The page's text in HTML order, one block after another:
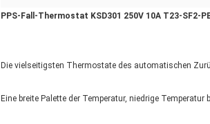
PPS-Fall-Thermostat KSD301 250V 10A T23-SF2-
Die vielseitigsten Thermostate des automatischen
Eine breite Palette der Temperatur, niedrige